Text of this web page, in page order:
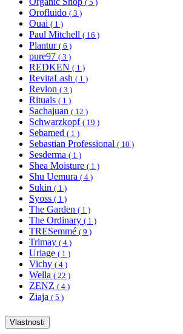
( 5 )
Orofluido ( 3 )
Ouai ( 1 )
Paul Mitchell ( 16 )
Plantur ( 6 )
pure97 ( 3 )
REDKEN ( 1 )
RevitaLash ( 1 )
Revlon ( 3 )
Rituals ( 1 )
Sachajuan ( 12 )
Schwarzkopf ( 19 )
Sebamed ( 1 )
Sebastian Professional ( 10 )
Sesderma ( 1 )
Shea Moisture ( 1 )
Shu Uemura ( 4 )
Sukin ( 1 )
Syoss ( 1 )
The Garden ( 1 )
The Ordinary ( 1 )
TRESemmé ( 9 )
Trimay ( 4 )
Uriage ( 1 )
Vichy ( 4 )
Wella ( 22 )
ZENZ ( 4 )
Ziaja ( 5 )
Vlastnosti